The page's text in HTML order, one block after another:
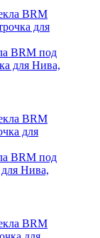
BRM под
для Нива,
BRM под
Нива,